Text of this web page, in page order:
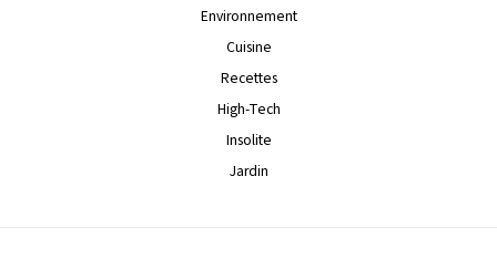
Environnement
Cuisine
Recettes
High-Tech
Insolite
Jardin